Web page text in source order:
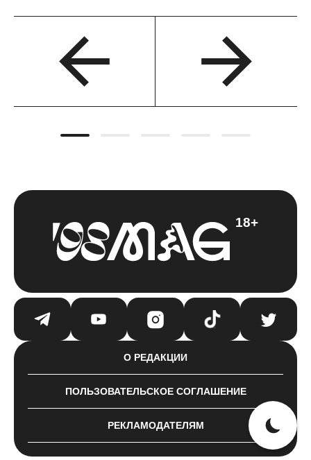
18+
О РЕДАКЦИИ
ПОЛЬЗОВАТЕЛЬСКОЕ СОГЛАШЕНИЕ
РЕКЛАМОДАТЕЛЯМ